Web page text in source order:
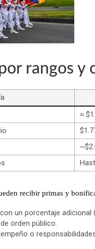
rangos y
≈
recibir primas y
un porcentaje
orden público.
o